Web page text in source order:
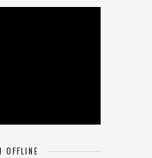
OFFLINE